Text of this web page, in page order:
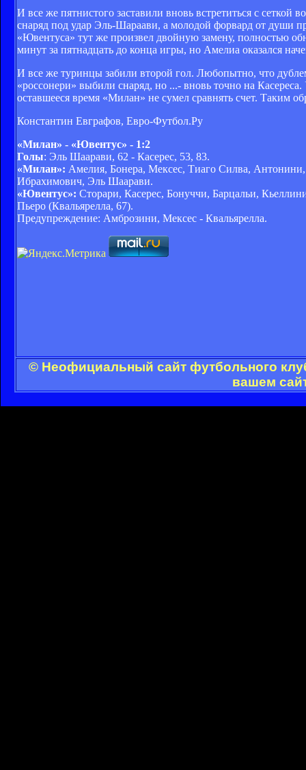
И все же пятнистого заставили вновь встретиться с
снаряд под удар Эль-Шараави, а молодой форвард от души
«Ювентуса» тут же произвел двойную замену, полностью
минут за пятнадцать до конца игры, но Амелиа оказался
И все же туринцы забили второй гол. Любопытно, что
«россонери» выбили снаряд, но ...- вновь точно на
оставшееся время «Милан» не сумел сравнять счет. Таким
Константин Евграфов, Евро-Футбол.Ру
«Милан» - «Ювентус» - 1:2
Голы: Эль Шаарави, 62 - Касерес, 53, 83.
«Милан»: Амелия, Бонера, Мексес, Тиаго Силва,
Ибрахимович, Эль Шаарави.
«Ювентус»: Сторари, Касерес, Бонуччи, Барцальи,
Пьеро (Квальярелла, 67).
Предупреждение: Амброзини, Мексес - Квальярелла.
© Неофициальный сайт футбольного
вашем